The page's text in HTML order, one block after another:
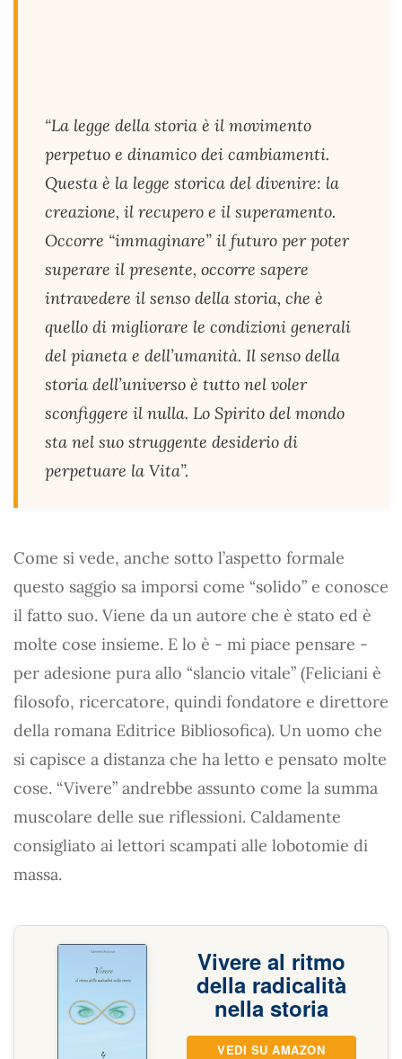
“La legge della storia è il movimento
perpetuo e dinamico dei cambiamenti.
Questa è la legge storica del divenire: la
creazione, il recupero e il superamento.
Occorre “immaginare” il futuro per poter
superare il presente, occorre sapere
intravedere il senso della storia, che è
quello di migliorare le condizioni generali
del pianeta e dell’umanità. Il senso della
storia dell’universo è tutto nel voler
sconfiggere il nulla. Lo Spirito del mondo
sta nel suo struggente desiderio di
perpetuare la Vita”.
Come si vede, anche sotto l’aspetto formale
questo saggio sa imporsi come “solido” e conosce
il fatto suo. Viene da un autore che è stato ed è
molte cose insieme. E lo è - mi piace pensare -
per adesione pura allo “slancio vitale” (Feliciani è
filosofo, ricercatore, quindi fondatore e direttore
della romana Editrice Bibliosofica). Un uomo che
si capisce a distanza che ha letto e pensato molte
cose. “Vivere” andrebbe assunto come la summa
muscolare delle sue riflessioni. Caldamente
consigliato ai lettori scampati alle lobotomie di
massa.
Vivere al ritmo
della radicalità
nella storia
VEDI SU AMAZON